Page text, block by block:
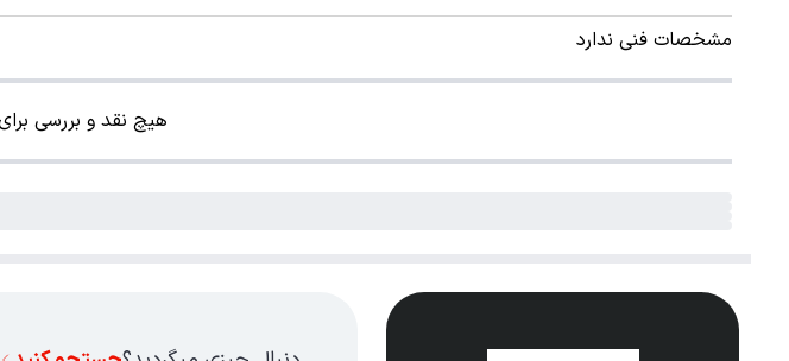
مشخصات فنی ندارد
هیچ نقد و بررسی